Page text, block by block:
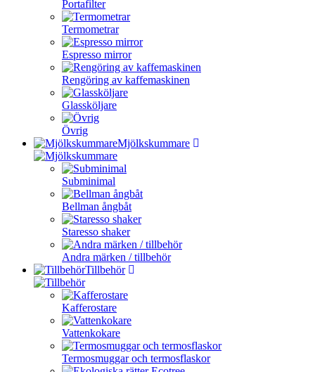
Portafilter
Termometrar
Espresso mirror
Rengöring av kaffemaskinen
Glassköljare
Övrig
Mjölkskummare
Subminimal
Bellman ångbåt
Staresso shaker
Andra märken / tillbehör
Tillbehör
Kafferostare
Vattenkokare
Termosmuggar och termosflaskor